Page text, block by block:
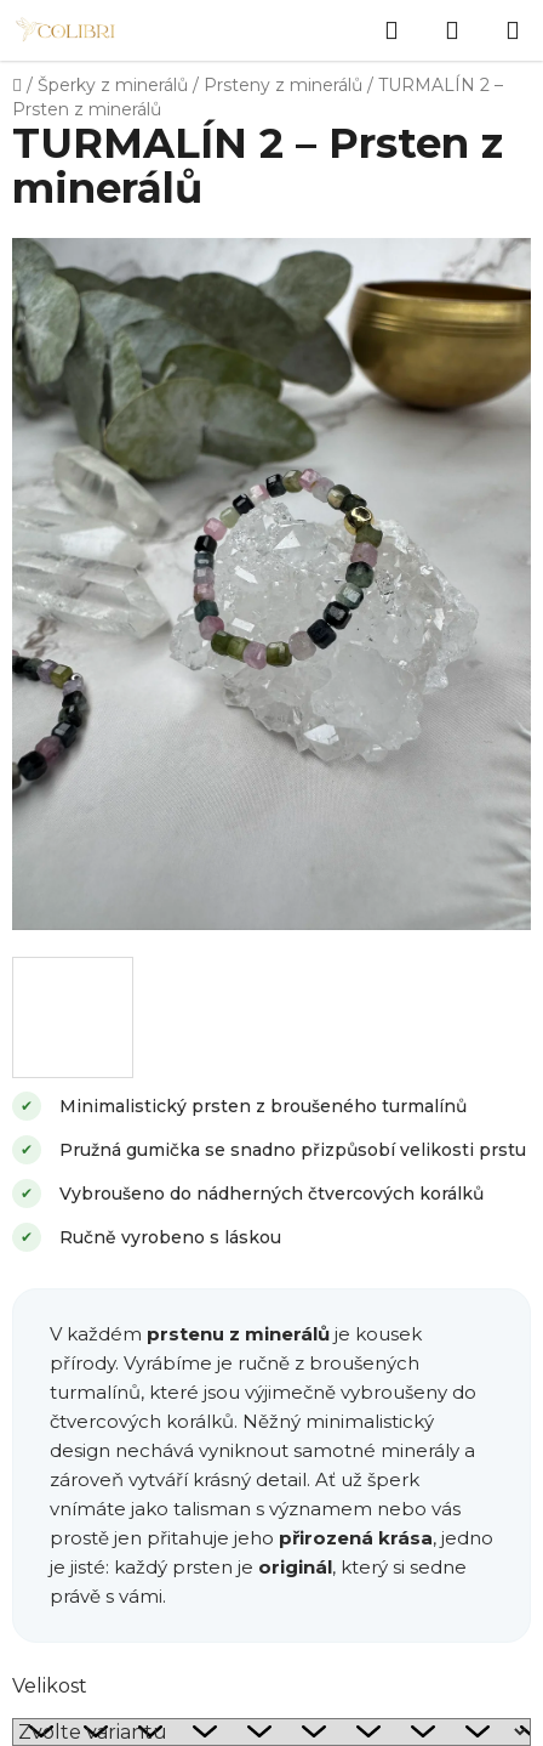
Přejít
obsah
Hledat
KOŠÍK
Domů
/ Šperky z minerálů / Prsteny z minerálů / TURMALÍN 2 –
Prsten z minerálů
✔ Minimalistický prsten z broušeného turmalínů
✔ Pružná gumička se snadno přizpůsobí velikosti prstu
✔ Vybroušeno do nádherných čtvercových korálků
✔ Ručně vyrobeno s láskou
V každém prstenu z minerálů je kousek
přírody. Vyrábíme je ručně z broušených
turmalínů, které jsou výjimečně vybroušeny do
čtvercových korálků. Něžný minimalistický
design nechává vyniknout samotné minerály a
zároveň vytváří krásný detail. Ať už šperk
vnímáte jako talisman s významem nebo vás
prostě jen přitahuje jeho přirozená krása, jedno
je jisté: každý prsten je originál, který si sedne
právě s vámi.
Velikost
TURMALÍN 2 – Prsten z
minerálů